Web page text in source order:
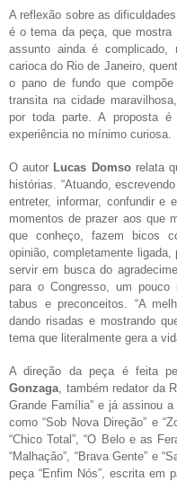
A reflexão sobre as
é o tema da peça, que mostra
assunto ainda é
carioca do Rio de Janeiro,
o pano de fundo que
transita na cidade
por toda parte. A proposta
experiência no mínimo curiosa.
O autor Lucas Domsorelata
histórias. “Atuando,
entreter, informar, confundir e
momentos de prazer aos que
que conheço, fazem bicos
opinião, completamente
servir em busca do
para o Congresso, um
tabus e preconceitos. “A
dando risadas e mostrando
tema que literalmente gera a
A direção da peça é feita
Gonzaga , também redator da
Grande Família” e já assinou
como “Sob Nova Direção” e
“Chico Total”, “O Belo e as
“Malhação”, “Brava Gente” e
peça “Enfim Nós”, escrita em